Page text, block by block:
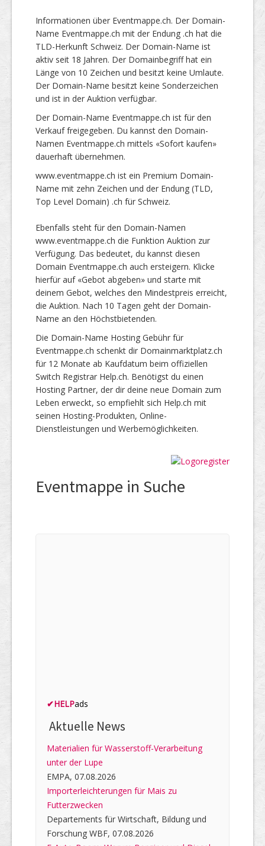
Informationen über Eventmappe.ch. Der Domain-
Name Eventmappe.ch mit der Endung .ch hat die
TLD-Herkunft Schweiz. Der Domain-Name ist
aktiv seit 18 Jahren. Der Domainbegriff hat ein
Länge von 10 Zeichen und besitzt keine Umlaute.
Der Domain-Name besitzt keine Sonderzeichen
und ist in der Auktion verfügbar.
Der Domain-Name Eventmappe.ch ist für den
Verkauf freigegeben. Du kannst den Domain-
Namen Eventmappe.ch mittels «Sofort kaufen»
dauerhaft übernehmen.
www.eventmappe.ch ist ein Premium Domain-
Name mit zehn Zeichen und der Endung (TLD,
Top Level Domain) .ch für Schweiz.
Ebenfalls steht für den Domain-Namen
www.eventmappe.ch die Funktion Auktion zur
Verfügung. Das bedeutet, du kannst diesen
Domain Eventmappe.ch auch ersteigern. Klicke
hierfür auf «Gebot abgeben» und starte mit
deinem Gebot, welches den Mindestpreis erreicht,
die Auktion. Nach 10 Tagen geht der Domain-
Name an den Höchstbietenden.
Die Domain-Name Hosting Gebühr für
Eventmappe.ch schenkt dir Domainmarktplatz.ch
für 12 Monate ab Kaufdatum beim offiziellen
Switch Registrar Help.ch. Benötigst du einen
Hosting Partner, der dir deine neue Domain zum
Leben erweckt, so empfiehlt sich Help.ch mit
seinen Hosting-Produkten, Online-
Dienstleistungen und Werbemöglichkeiten.
Eventmappe in Suche
✔HELPads
Aktuelle News
Materialien für Wasserstoff-Verarbeitung
unter der Lupe
EMPA, 07.08.2026
Importerleichterungen für Mais zu
Futterzwecken
Departements für Wirtschaft, Bildung und
Forschung WBF, 07.08.2026